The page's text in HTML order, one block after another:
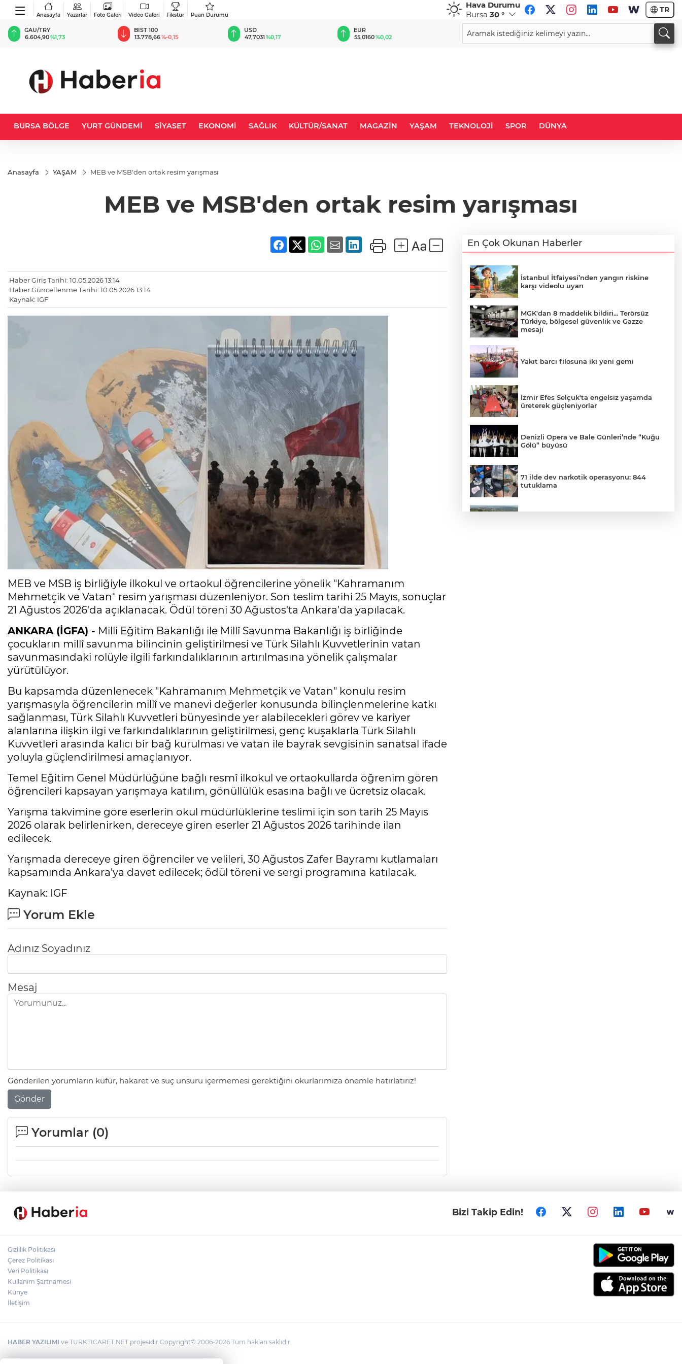
Anasayfa Yazarlar Foto Galeri Video Galeri Fikstür Puan Durumu
Hava Durumu
Bursa 30 ° TR
BIST 100
13.778,66%-0,15
USD
47,7031%0,17
EUR
55,0160%0,02
GBP
64,1681%0,01
CHF
58,8128%0,42
34,0226
BURSA BÖLGE YURT GÜNDEMİ SİYASET EKONOMİ SAĞLIK KÜLTÜR/SANAT MAGAZİN YAŞAM TEKNOLOJİ SPOR DÜNYA
Anasayfa YAŞAM MEB ve MSB'den ortak resim yarışması
MEB ve MSB'den ortak resim yarışması
Haber Giriş Tarihi: 10.05.2026 13:14
Haber Güncellenme Tarihi: 10.05.2026 13:14
Kaynak: IGF
MEB ve MSB iş birliğiyle ilkokul ve ortaokul öğrencilerine yönelik "Kahramanım
Mehmetçik ve Vatan" resim yarışması düzenleniyor. Son teslim tarihi 25 Mayıs, sonuçlar
21 Ağustos 2026'da açıklanacak. Ödül töreni 30 Ağustos'ta Ankara'da yapılacak.
ANKARA (İGFA) - Milli Eğitim Bakanlığı ile Millî Savunma Bakanlığı iş birliğinde
çocukların millî savunma bilincinin geliştirilmesi ve Türk Silahlı Kuvvetlerinin vatan
savunmasındaki rolüyle ilgili farkındalıklarının artırılmasına yönelik çalışmalar
yürütülüyor.
Bu kapsamda düzenlenecek "Kahramanım Mehmetçik ve Vatan" konulu resim
yarışmasıyla öğrencilerin millî ve manevi değerler konusunda bilinçlenmelerine katkı
sağlanması, Türk Silahlı Kuvvetleri bünyesinde yer alabilecekleri görev ve kariyer
alanlarına ilişkin ilgi ve farkındalıklarının geliştirilmesi, genç kuşaklarla Türk Silahlı
Kuvvetleri arasında kalıcı bir bağ kurulması ve vatan ile bayrak sevgisinin sanatsal ifade
yoluyla güçlendirilmesi amaçlanıyor.
Temel Eğitim Genel Müdürlüğüne bağlı resmî ilkokul ve ortaokullarda öğrenim gören
öğrencileri kapsayan yarışmaya katılım, gönüllülük esasına bağlı ve ücretsiz olacak.
Yarışma takvimine göre eserlerin okul müdürlüklerine teslimi için son tarih 25 Mayıs
2026 olarak belirlenirken, dereceye giren eserler 21 Ağustos 2026 tarihinde ilan
edilecek.
Yarışmada dereceye giren öğrenciler ve velileri, 30 Ağustos Zafer Bayramı kutlamaları
kapsamında Ankara'ya davet edilecek; ödül töreni ve sergi programına katılacak.
Kaynak: IGF
Yorum Ekle
Adınız Soyadınız
Mesaj
Gönderilen yorumların küfür, hakaret ve suç unsuru içermemesi gerektiğini okurlarımıza önemle hatırlatırız!
Gönder
Yorumlar (0)
En Çok Okunan Haberler
İstanbul İtfaiyesi’nden yangın riskine
karşı videolu uyarı
MGK'dan 8 maddelik bildiri... Terörsüz
Türkiye, bölgesel güvenlik ve Gazze
mesajı
Yakıt barcı filosuna iki yeni gemi
İzmir Efes Selçuk'ta engelsiz yaşamda
üreterek güçleniyorlar
Denizli Opera ve Bale Günleri’nde “Kuğu
Gölü” büyüsü
71 ilde dev narkotik operasyonu: 844
tutuklama
Bizi Takip Edin!
Gizlilik Politikası
Çerez Politikası
Veri Politikası
Kullanım Şartnamesi
Künye
İletişim
HABER YAZILIMI ve TURKTICARET.NET projesidir Copyright© 2006-2026 Tüm hakları saklıdır.